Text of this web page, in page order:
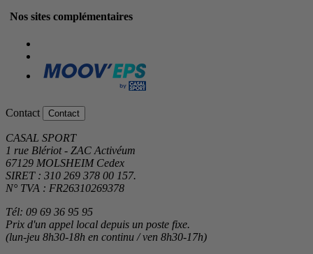
Nos sites complémentaires
Contact Contact
CASAL SPORT
1 rue Blériot - ZAC Activéum
67129 MOLSHEIM Cedex
SIRET : 310 269 378 00 157.
N° TVA : FR26310269378
Tél: 09 69 36 95 95
Prix d'un appel local depuis un poste fixe.
(lun-jeu 8h30-18h en continu / ven 8h30-17h)